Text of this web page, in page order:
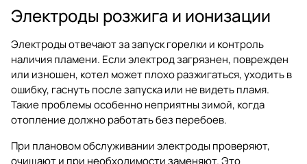
Электроды розжига и ионизации
Электроды отвечают за запуск горелки и контроль
наличия пламени. Если электрод загрязнен, поврежден
или изношен, котел может плохо разжигаться, уходить в
ошибку, гаснуть после запуска или не видеть пламя.
Такие проблемы особенно неприятны зимой, когда
отопление должно работать без перебоев.
При плановом обслуживании электроды проверяют,
очищают и при необходимости заменяют. Это